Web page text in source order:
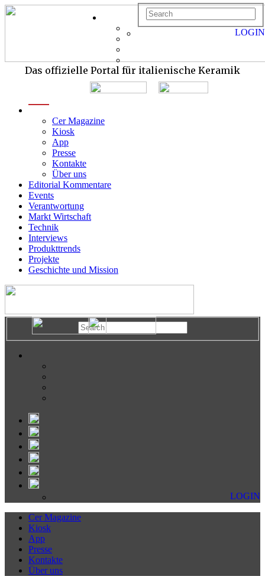
Das offizielle Portal für italienische Keramik
Cer Magazine
Kiosk
App
Presse
Kontakte
Über uns
Editorial Kommentare
Events
Verantwortung
Markt Wirtschaft
Technik
Interviews
Produkttrends
Projekte
Geschichte und Mission
LOGIN
LOGIN
Cer Magazine
Kiosk
App
Presse
Kontakte
Über uns